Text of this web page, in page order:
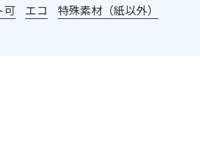
可 エコ 特殊素材（紙以外）